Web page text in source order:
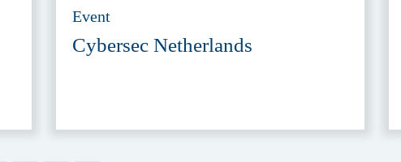
Event
Cybersec Netherlands